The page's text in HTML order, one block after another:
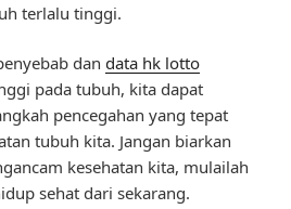
terlalu tinggi.
dan data hk lotto
pada tubuh, kita dapat
pencegahan yang tepat
tubuh kita. Jangan biarkan
kesehatan kita, mulailah
sehat dari sekarang.